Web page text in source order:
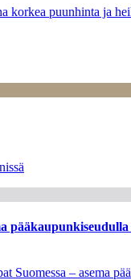
korkea puunhinta ja
Suomessa – asema